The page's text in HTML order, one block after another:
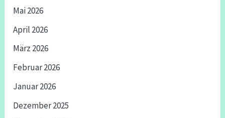
Mai 2026
April 2026
März 2026
Februar 2026
Januar 2026
Dezember 2025